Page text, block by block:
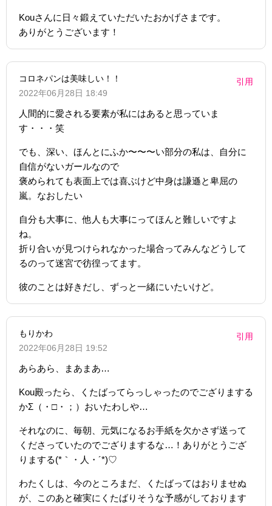
Kouさんに日々鍛えていただいたおかげさまです。
ありがとうございます！
コロネパンは美味しい！！
2022年06月28日 18:49
引用
人間的に愛される要素が私にはあると思っていま
す・・・笑
でも、深い、ほんとにふか〜〜〜い部分の私は、自分に
自信がないガールなので
褒められても表面上では喜ぶけど中身は謙遜と卑屈の
嵐。なおしたい
自分も大事に、他人も大事にってほんと難しいですよ
ね。
折り合いが見つけられなかった場合ってみんなどうして
るのって迷宮で彷徨ってます。
彼のことは好きだし、ずっと一緒にいたいけど。
もりかわ
2022年06月28日 19:52
引用
あらあら、まあまあ…
Kou殿ったら、くたばってらっしゃったのでござりまする
かΣ（・□・；）おいたわしや…
それなのに、毎朝、元気になるお手紙を欠かさず送って
くださっていたのでござりまするな…！ありがとうござ
りまする(*｀・人・´*)♡
わたくしは、今のところまだ、くたばってはおりませぬ
が、このあと確実にくたばりそうな予感がしております